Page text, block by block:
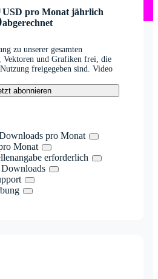
USD pro Monat jährlich
abgerechnet
zu unserer gesamten
Vektoren und Grafiken frei, die
freigegeben sind. Video
abonnieren
pro Monat
Monat
erforderlich
Downloads